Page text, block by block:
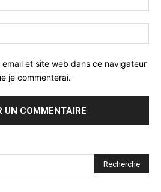
email et site web dans ce navigateur
je commenterai.